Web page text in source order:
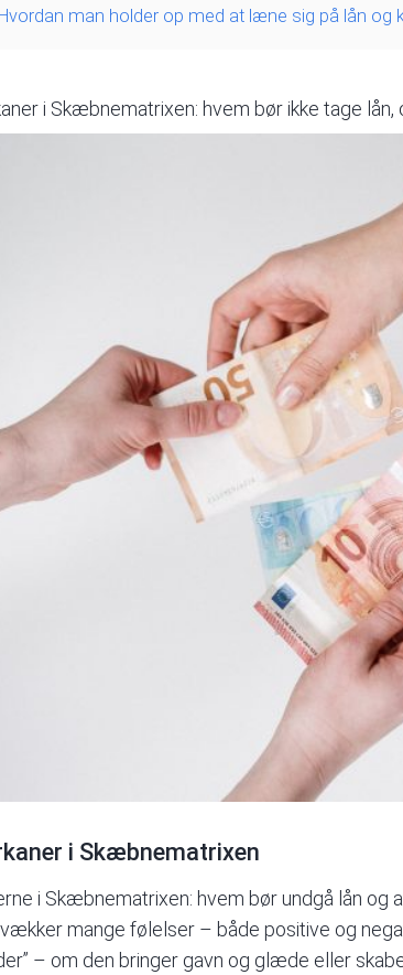
Hvordan man holder op med at læne sig på lån og
i Skæbnematrixen: hvem bør ikke tage
i Skæbnematrixen
i Skæbnematrixen: hvem bør undgå lån og
mange følelser – både positive og
– om den bringer gavn og glæde eller